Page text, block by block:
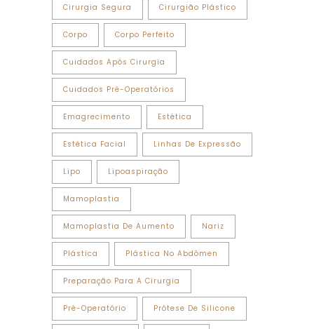
Cirurgia Segura Cirurgião Plástico
Corpo Corpo Perfeito
Cuidados Após Cirurgia
Cuidados Pré-Operatórios
Emagrecimento Estética
Estética Facial Linhas De Expressão
Lipo Lipoaspiração
Mamoplastia
Mamoplastia De Aumento Nariz
Plástica Plástica No Abdômen
Preparação Para A Cirurgia
Pré-Operatório Prótese De Silicone